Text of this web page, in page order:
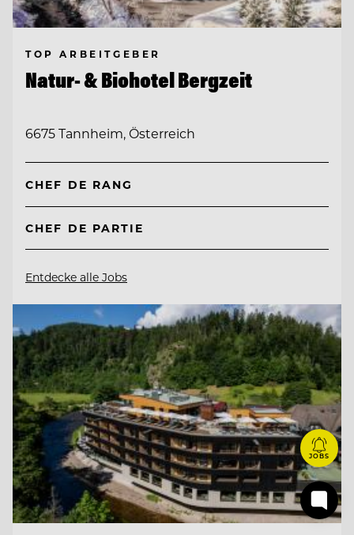
TOP ARBEITGEBER
Natur- & Biohotel Bergzeit
6675 Tannheim, Österreich
CHEF DE RANG
CHEF DE PARTIE
Entdecke alle Jobs
JOBS